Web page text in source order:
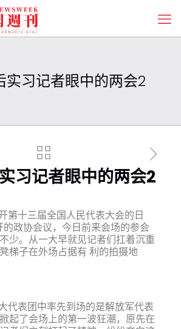
实习记者眼中的两会2
习记者眼中的两会2
第十三届全国人民代表大会的日
的政协会议，今日前来会场的参会
少。从一大早就见记者们扛着沉重
梯子在外场占据有 利的拍摄地
代表团中率先到场的是解放军代表
起了会场上的第一波狂潮，原先在